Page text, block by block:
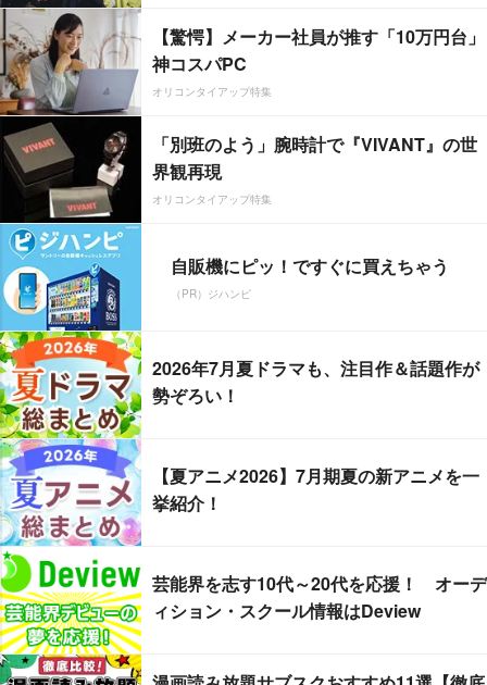
【驚愕】メーカー社員が推す「10万円台」
神コスパPC
オリコンタイアップ特集
「別班のよう」腕時計で『VIVANT』の世
界観再現
オリコンタイアップ特集
自販機にピッ！ですぐに買えちゃう
（PR）ジハンピ
2026年7月夏ドラマも、注目作＆話題作が
勢ぞろい！
【夏アニメ2026】7月期夏の新アニメを一
挙紹介！
芸能界を志す10代～20代を応援！ オーデ
ィション・スクール情報はDeview